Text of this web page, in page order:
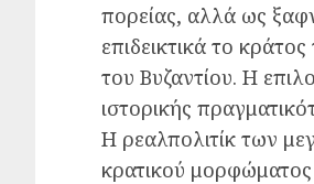
πορείας, αλλά ως
επιδεικτικά το
του Βυζαντίου. Η
ιστορικής
Η ρεαλπολιτίκ των
κρατικού